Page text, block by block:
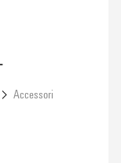
Accessori